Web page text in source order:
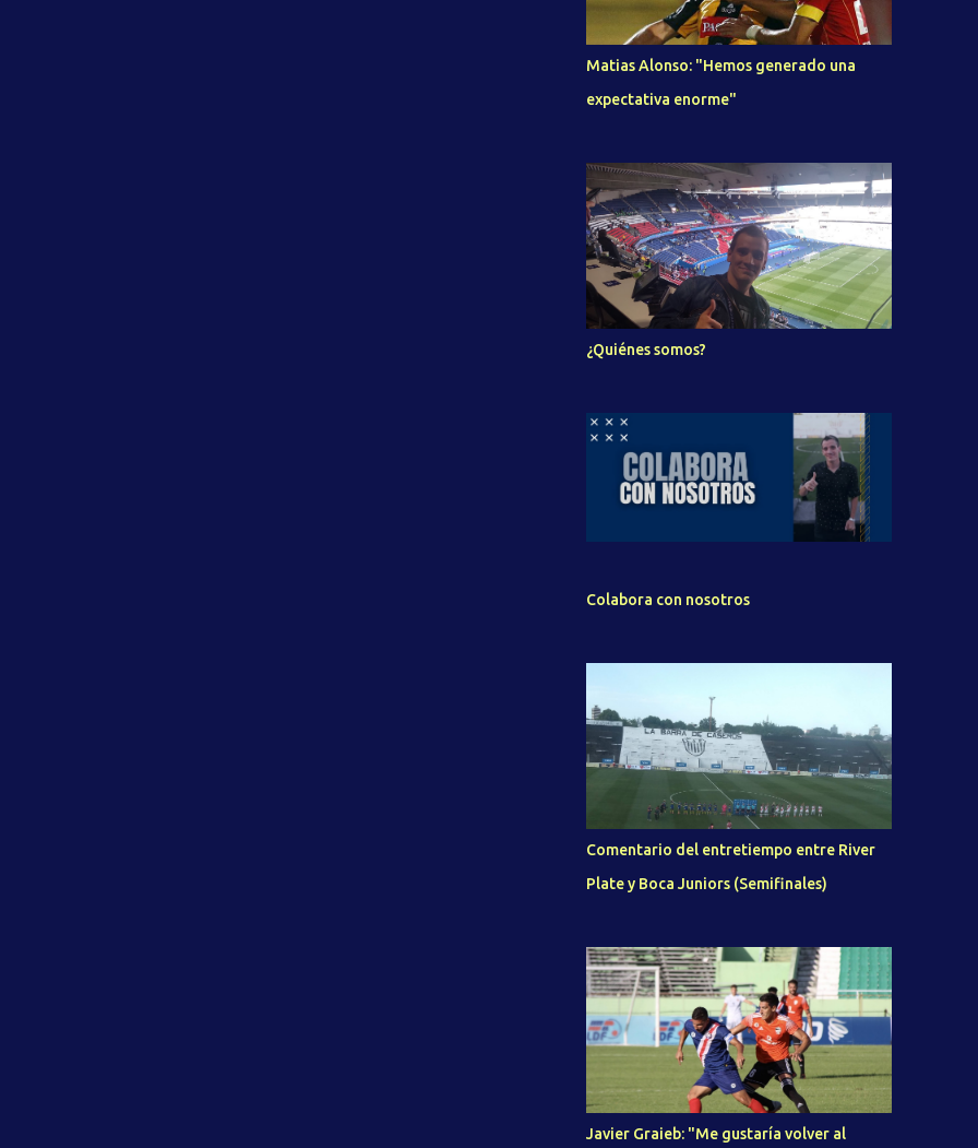
Matias Alonso: "Hemos generado una
expectativa enorme"
¿Quiénes somos?
Colabora con nosotros
Comentario del entretiempo entre River
Plate y Boca Juniors (Semifinales)
Javier Graieb: "Me gustaría volver al